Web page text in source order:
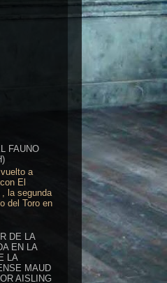
FAUNO
a
El
, la segunda
del Toro en
DE LA
EN LA
LA
MAUD
AISLING